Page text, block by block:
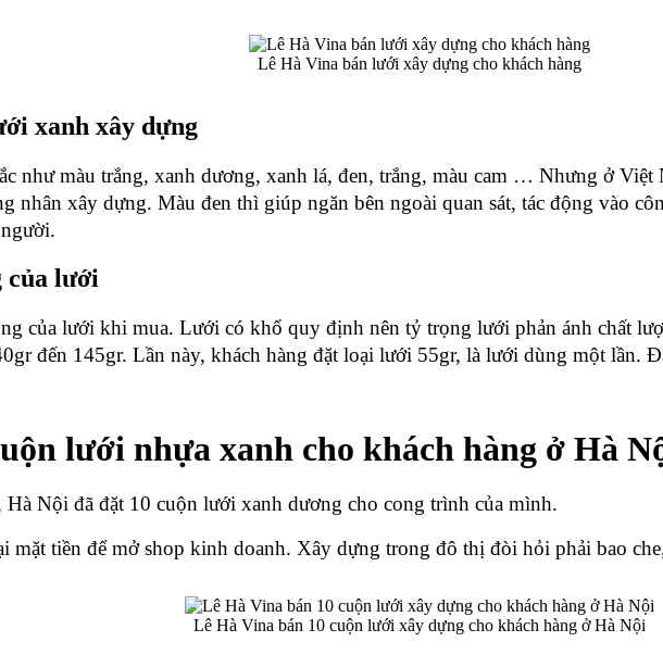
Lê Hà Vina bán lưới xây dựng cho khách hàng
xanh xây dựng
như màu trắng, xanh dương, xanh lá, đen, trắng, màu cam … Nhưng ở
nhân xây dựng. Màu đen thì giúp ngăn bên ngoài quan sát, tác động vào
của lưới
của lưới khi mua. Lưới có khổ quy định nên tỷ trọng lưới phản ánh chất
đến 145gr. Lần này, khách hàng đặt loại lưới 55gr, là lưới dùng một lần.
lưới nhựa xanh cho khách hàng ở Hà
Nội đã đặt 10 cuộn lưới xanh dương cho cong trình của mình.
mặt tiền để mở shop kinh doanh. Xây dựng trong đô thị đòi hỏi phải bao
Lê Hà Vina bán 10 cuộn lưới xây dựng cho khách hàng ở Hà Nội